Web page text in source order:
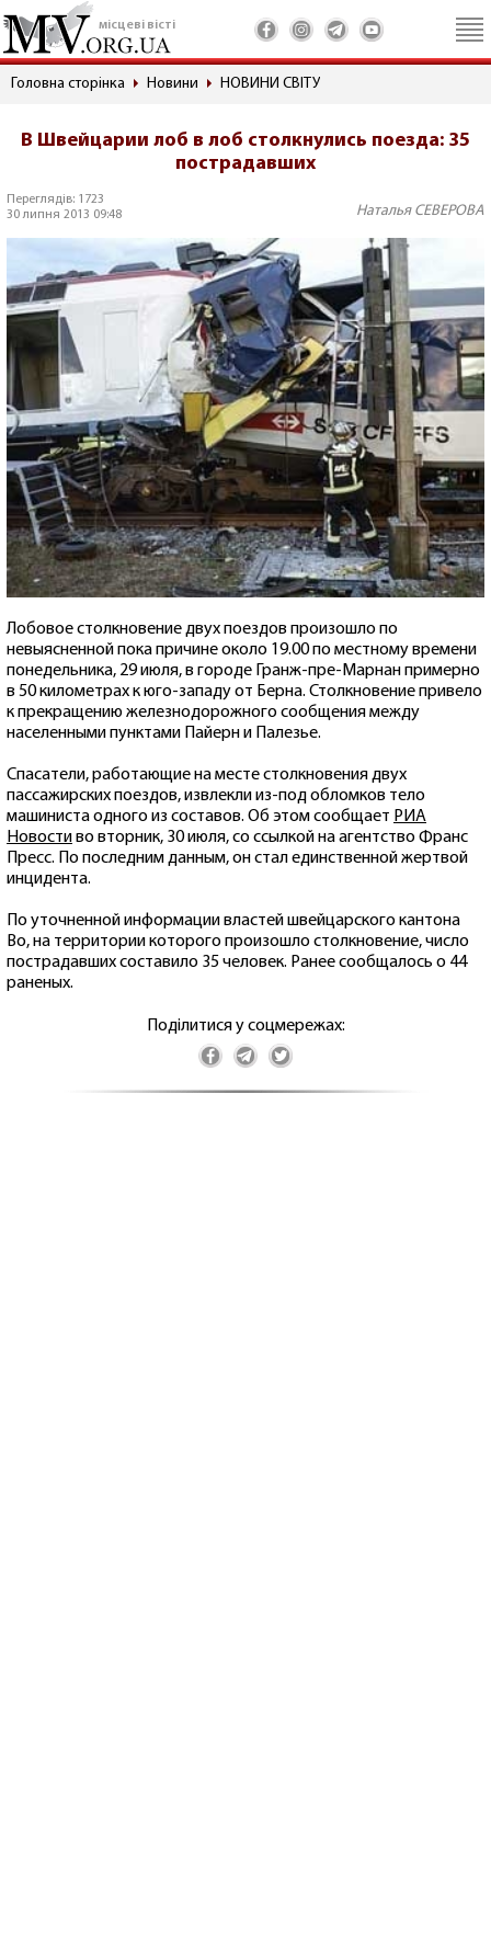
місцеві вісті
Головна сторінка Новини НОВИНИ СВІТУ
В Швейцарии лоб в лоб столкнулись поезда: 35
пострадавших
Переглядів: 1723
30 липня 2013 09:48
Наталья СЕВЕРОВА
Лобовое столкновение двух поездов произошло по
невыясненной пока причине около 19.00 по местному времени
понедельника, 29 июля, в городе Гранж-пре-Марнан примерно
в 50 километрах к юго-западу от Берна. Столкновение привело
к прекращению железнодорожного сообщения между
населенными пунктами Пайерн и Палезье.
Спасатели, работающие на месте столкновения двух
пассажирских поездов, извлекли из-под обломков тело
машиниста одного из составов. Об этом сообщает РИА
Новостиво вторник, 30 июля, со ссылкой на агентство Франс
Пресс. По последним данным, он стал единственной жертвой
инцидента.
По уточненной информации властей швейцарского кантона
Во, на территории которого произошло столкновение, число
пострадавших составило 35 человек. Ранее сообщалось о 44
раненых.
Поділитися у соцмережах: